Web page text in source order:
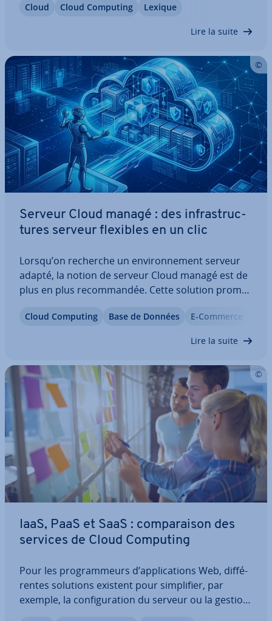
des en­tre­prises, cette approche présente de
Cloud Cloud Computing Lexique
Lire la suite
Serveur Cloud managé : des in­fras­truc­
tures serveur flexibles en un clic
Lorsqu’on recherche un en­vi­ron­ne­ment serveur
adapté, la notion de serveur Cloud managé est de
plus en plus re­com­man­dée. Cette solution promet
prise en charge étendue par le four­nis­seur,
Cloud Computing Base de Données E-Commerce
Lire la suite
IaaS, PaaS et SaaS : com­pa­rai­son des
services de Cloud Computing
Pour les pro­gram­meurs d’ap­pli­ca­tions Web, dif­fé­
rentes solutions existent pour sim­pli­fier, par
exemple, la con­fi­gu­ra­tion du serveur ou la gestion